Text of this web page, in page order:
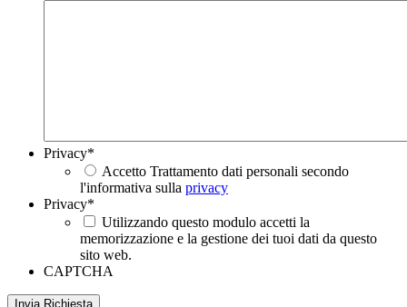
Privacy*
Accetto Trattamento dati personali secondo
l'informativa sulla privacy
Privacy*
Utilizzando questo modulo accetti la
memorizzazione e la gestione dei tuoi dati da questo
sito web.
CAPTCHA